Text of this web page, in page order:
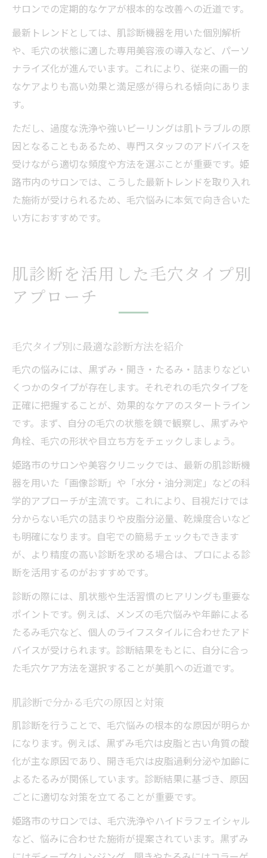
サロンでの定期的なケアが根本的な改善への近道です。
最新トレンドとしては、肌診断機器を用いた個別解析
や、毛穴の状態に適した専用美容液の導入など、パーソ
ナライズ化が進んでいます。これにより、従来の画一的
なケアよりも高い効果と満足感が得られる傾向にありま
す。
ただし、過度な洗浄や強いピーリングは肌トラブルの原
因となることもあるため、専門スタッフのアドバイスを
受けながら適切な頻度や方法を選ぶことが重要です。姫
路市内のサロンでは、こうした最新トレンドを取り入れ
た施術が受けられるため、毛穴悩みに本気で向き合いた
い方におすすめです。
肌診断を活用した毛穴タイプ別
アプローチ
毛穴タイプ別に最適な診断方法を紹介
毛穴の悩みには、黒ずみ・開き・たるみ・詰まりなどい
くつかのタイプが存在します。それぞれの毛穴タイプを
正確に把握することが、効果的なケアのスタートライン
です。まず、自分の毛穴の状態を鏡で観察し、黒ずみや
角栓、毛穴の形状や目立ち方をチェックしましょう。
姫路市のサロンや美容クリニックでは、最新の肌診断機
器を用いた「画像診断」や「水分・油分測定」などの科
学的アプローチが主流です。これにより、目視だけでは
分からない毛穴の詰まりや皮脂分泌量、乾燥度合いなど
も明確になります。自宅での簡易チェックもできます
が、より精度の高い診断を求める場合は、プロによる診
断を活用するのがおすすめです。
診断の際には、肌状態や生活習慣のヒアリングも重要な
ポイントです。例えば、メンズの毛穴悩みや年齢による
たるみ毛穴など、個人のライフスタイルに合わせたアド
バイスが受けられます。診断結果をもとに、自分に合っ
た毛穴ケア方法を選択することが美肌への近道です。
肌診断で分かる毛穴の原因と対策
肌診断を行うことで、毛穴悩みの根本的な原因が明らか
になります。例えば、黒ずみ毛穴は皮脂と古い角質の酸
化が主な原因であり、開き毛穴は皮脂過剰分泌や加齢に
よるたるみが関係しています。診断結果に基づき、原因
ごとに適切な対策を立てることが重要です。
姫路市のサロンでは、毛穴洗浄やハイドラフェイシャル
など、悩みに合わせた施術が提案されています。黒ずみ